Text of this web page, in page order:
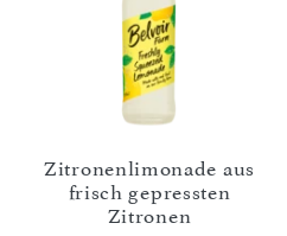
Zitronenlimonade aus
frisch gepressten
Zitronen